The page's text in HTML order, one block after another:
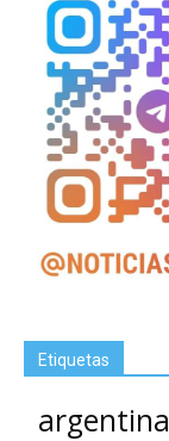
Etiquetas
argentina